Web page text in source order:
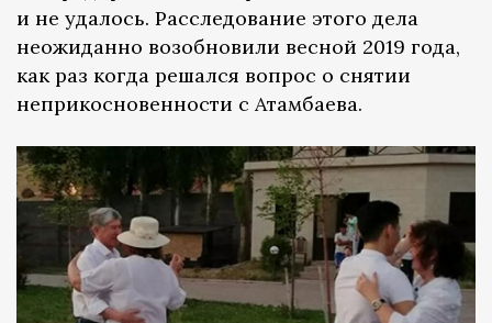
и не удалось. Расследование этого дела
неожиданно возобновили весной 2019 года,
как раз когда решался вопрос о снятии
неприкосновенности с Атамбаева.